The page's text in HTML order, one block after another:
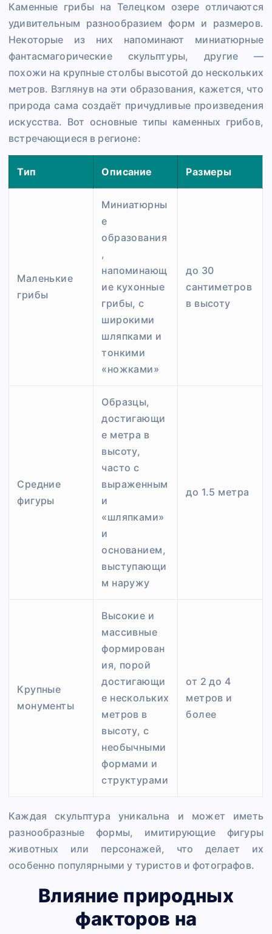
Каменные грибы на Телецком озере отличаются
удивительным разнообразием форм и размеров.
Некоторые из них напоминают миниатюрные
фантасмагорические скульптуры, другие —
похожи на крупные столбы высотой до нескольких
метров. Взглянув на эти образования, кажется, что
природа сама создаёт причудливые произведения
искусства. Вот основные типы каменных грибов,
встречающиеся в регионе:
Тип Описание Размеры
Маленькие
грибы
Миниатюрны
е
образования
,
напоминающ
ие кухонные
грибы, с
широкими
шляпками и
тонкими
«ножками»
до 30
сантиметров
в высоту
Средние
фигуры
Образцы,
достигающи
е метра в
высоту,
часто с
выраженным
и
«шляпками»
и
основанием,
выступающи
м наружу
до 1.5 метра
Крупные
монументы
Высокие и
массивные
формирован
ия, порой
достигающи
е нескольких
метров в
высоту, с
необычными
формами и
структурами
от 2 до 4
метров и
более
Каждая скульптура уникальна и может иметь
разнообразные формы, имитирующие фигуры
животных или персонажей, что делает их
особенно популярными у туристов и фотографов.
Влияние природных
факторов на